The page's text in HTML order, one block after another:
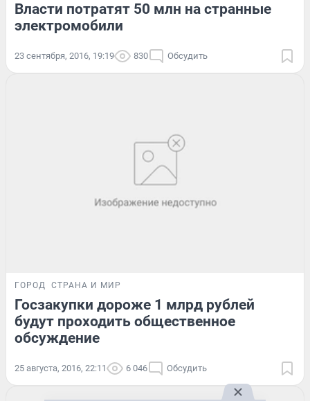
Власти потратят 50 млн на странные
электромобили
23 сентября, 2016, 19:19 830 Обсудить
ГОРОД СТРАНА И МИР
Госзакупки дороже 1 млрд рублей
будут проходить общественное
обсуждение
25 августа, 2016, 22:11 6 046 Обсудить